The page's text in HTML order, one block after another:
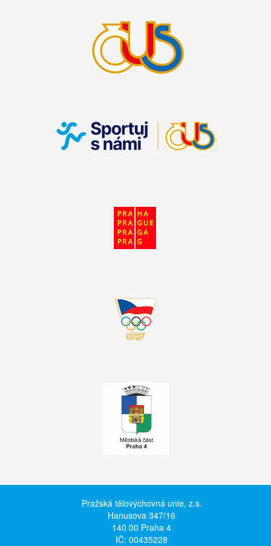
Pražská tělovýchovná unie, z.s.
Hanusova 347/16
140 00 Praha 4
IČ: 00435228